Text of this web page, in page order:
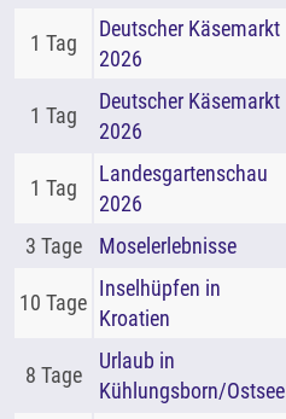
1 Tag
Deutscher Käsemarkt
2026
1 Tag
Deutscher Käsemarkt
2026
1 Tag
Landesgartenschau
2026
3 Tage Moselerlebnisse
10 Tage
Inselhüpfen in
Kroatien
8 Tage
Urlaub in
Kühlungsborn/Ostsee